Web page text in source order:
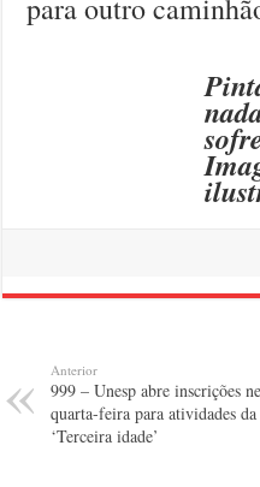
para outro
Anterior
999 – Unesp abre inscrições
quarta-feira para atividades da
‘Terceira idade’